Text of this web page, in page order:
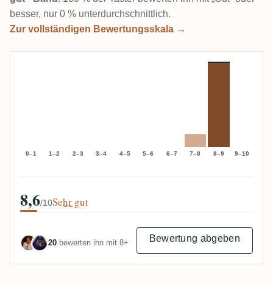
besser, nur 0 % unterdurchschnittlich.
Zur vollständigen Bewertungsskala →
0–1 1–2 2–3 3–4 4–5 5–6 6–7 7–8 8–9 9–10
8,6/10Sehr gut
20 bewerten ihn mit 8+ Bewertung abgeben